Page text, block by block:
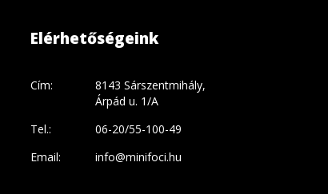
Elérhetőségeink
Cím:
8143 Sárszentmihály,
Árpád u. 1/A
Tel.:
06-20/55-100-49
Email:
info@minifoci.hu